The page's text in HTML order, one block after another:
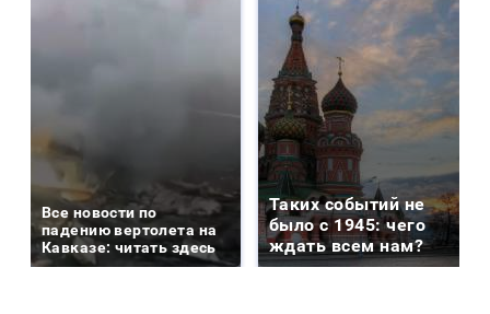
Все новости по
падению вертолета на
Кавказе: читать здесь
Таких событий не
было с 1945: чего
ждать всем нам?